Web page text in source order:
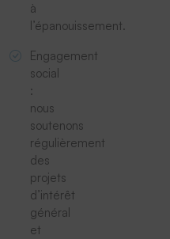
à
l’épanouissement.
Engagement
social
:
nous
soutenons
régulièrement
des
projets
d’intérêt
général
et